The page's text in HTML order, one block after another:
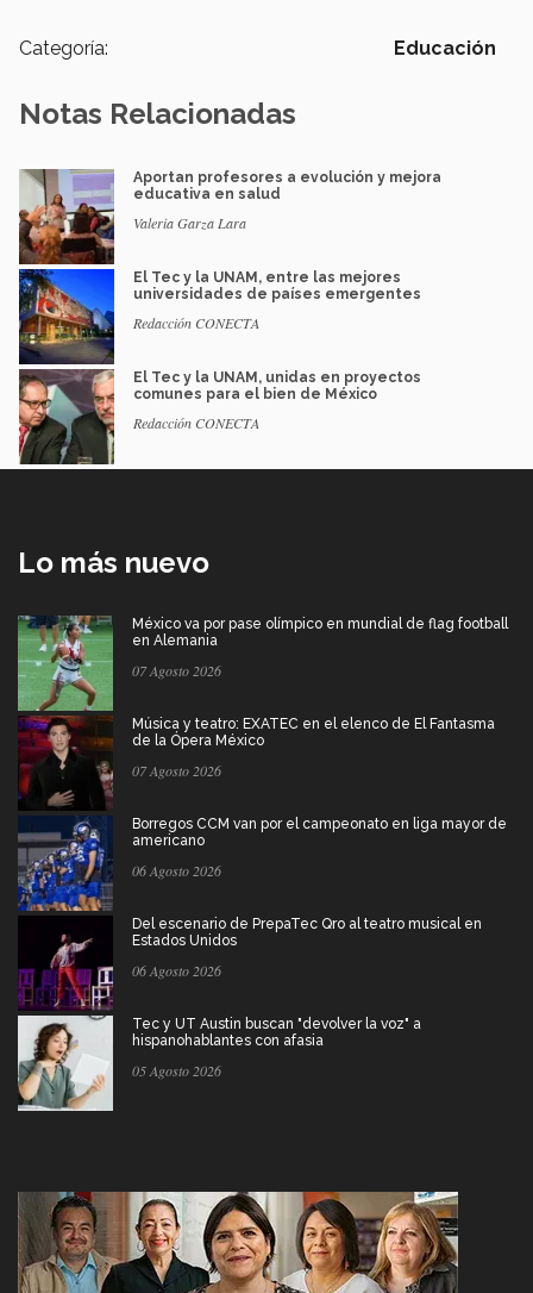
Categoría: Educación
Notas Relacionadas
Aportan profesores a evolución y mejora
educativa en salud
Valeria Garza Lara
El Tec y la UNAM, entre las mejores
universidades de países emergentes
Redacción CONECTA
El Tec y la UNAM, unidas en proyectos
comunes para el bien de México
Redacción CONECTA
Lo más nuevo
México va por pase olímpico en mundial de flag football
en Alemania
07 Agosto 2026
Música y teatro: EXATEC en el elenco de El Fantasma
de la Ópera México
07 Agosto 2026
Borregos CCM van por el campeonato en liga mayor de
americano
06 Agosto 2026
Del escenario de PrepaTec Qro al teatro musical en
Estados Unidos
06 Agosto 2026
Tec y UT Austin buscan "devolver la voz" a
hispanohablantes con afasia
05 Agosto 2026